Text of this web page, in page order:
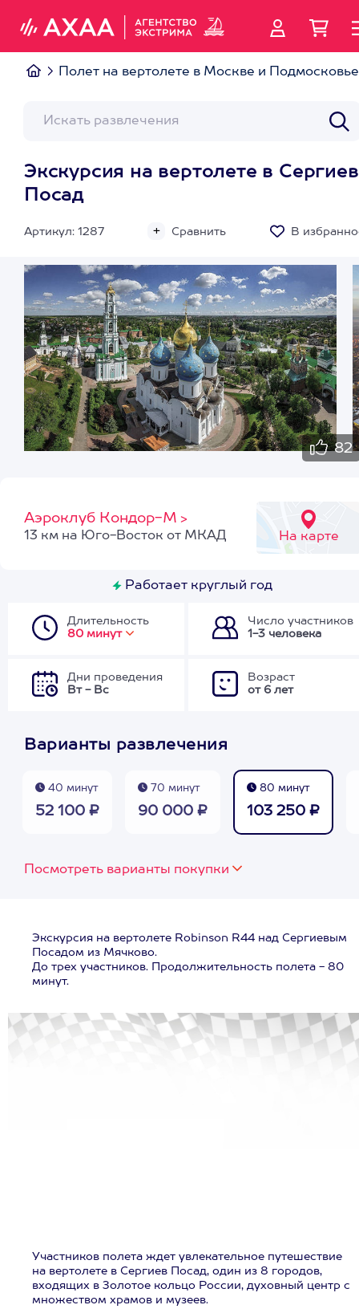
Полет на вертолете в Москве и Подмосковье
Экскурсия на вертолете в Сергиев
Посад
Артикул: 1287 Сравнить В
82
Аэроклуб Кондор-М >
На карте
13 км на Юго-Восток от МКАД
Работает круглый год
Длительность
80 минут
Число участников
1-3 человека
Дни проведения
Вт - Вс
Возраст
от 6 лет
Варианты развлечения
40 минут
52 100 ₽
70 минут
90 000 ₽
80 минут
103 250 ₽
Посмотреть варианты покупки
Экскурсия на вертолете Robinson R44 над Сергиевым
Посадом из Мячково.
До трех участников. Продолжительность полета - 80
минут.
Участников полета ждет увлекательное путешествие
на вертолете в Сергиев Посад, один из 8 городов,
входящих в Золотое кольцо России, духовный центр с
множеством храмов и музеев.